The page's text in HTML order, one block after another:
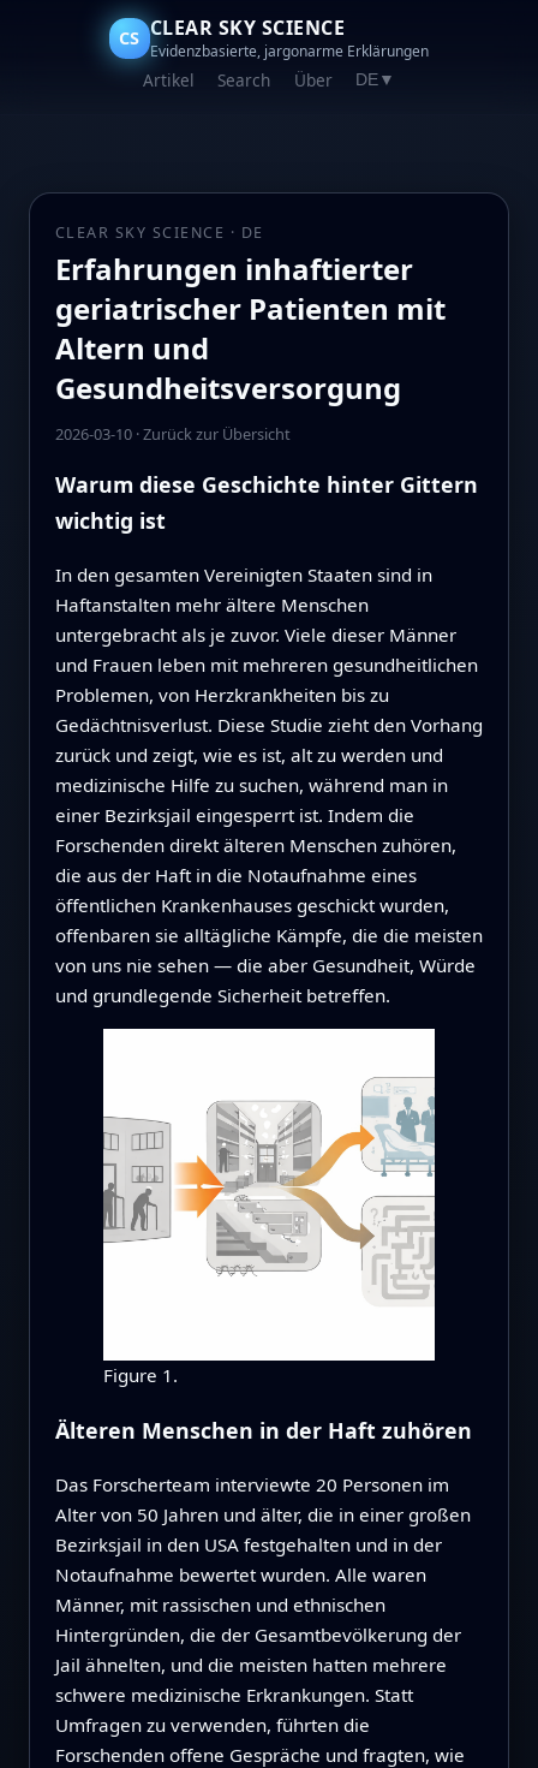
CS CLEAR SKY SCIENCE
Evidenzbasierte, jargonarme Erklärungen
Artikel Search Über DE▼
CLEAR SKY SCIENCE · DE
Erfahrungen inhaftierter
geriatrischer Patienten mit
Altern und
Gesundheitsversorgung
2026-03-10·Zurück zur Übersicht
Warum diese Geschichte hinter Gittern
wichtig ist
In den gesamten Vereinigten Staaten sind in
Haftanstalten mehr ältere Menschen
untergebracht als je zuvor. Viele dieser Männer
und Frauen leben mit mehreren gesundheitlichen
Problemen, von Herzkrankheiten bis zu
Gedächtnisverlust. Diese Studie zieht den Vorhang
zurück und zeigt, wie es ist, alt zu werden und
medizinische Hilfe zu suchen, während man in
einer Bezirksjail eingesperrt ist. Indem die
Forschenden direkt älteren Menschen zuhören,
die aus der Haft in die Notaufnahme eines
öffentlichen Krankenhauses geschickt wurden,
offenbaren sie alltägliche Kämpfe, die die meisten
von uns nie sehen — die aber Gesundheit, Würde
und grundlegende Sicherheit betreffen.
Figure 1.
Älteren Menschen in der Haft zuhören
Das Forscherteam interviewte 20 Personen im
Alter von 50 Jahren und älter, die in einer großen
Bezirksjail in den USA festgehalten und in der
Notaufnahme bewertet wurden. Alle waren
Männer, mit rassischen und ethnischen
Hintergründen, die der Gesamtbevölkerung der
Jail ähnelten, und die meisten hatten mehrere
schwere medizinische Erkrankungen. Statt
Umfragen zu verwenden, führten die
Forschenden offene Gespräche und fragten, wie